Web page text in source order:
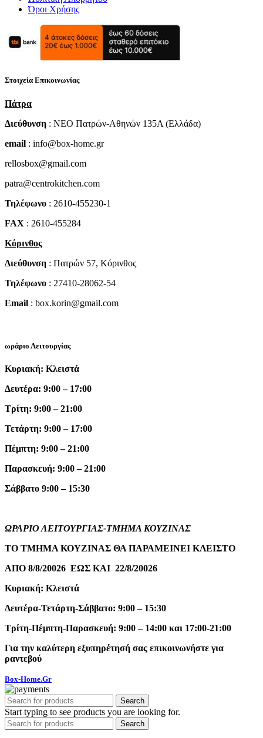
Όροι Χρήσης
Στοιχεία Επικοινωνίας
Πάτρα
Διεύθυνση : NEO Πατρών-Αθηνών 135Α (Ελλάδα)
email : info@box-home.gr
rellosbox@gmail.com
patra@centrokitchen.com
Τηλέφωνο : 2610-455230-1
FAX : 2610-455284
Κόρινθος
Διεύθυνση : Πατρών 57, Κόρινθος
Τηλέφωνο : 27410-28062-54
Email : box.korin@gmail.com
ωράριο Λειτουργίας
Κυριακή: Κλειστά
Δευτέρα: 9:00 – 17:00
Τρίτη: 9:00 – 21:00
Τετάρτη: 9:00 – 17:00
Πέμπτη: 9:00 – 21:00
Παρασκευή: 9:00 – 21:00
Σάββατο 9:00 – 15:30
ΩΡΑΡΙΟ ΛΕΙΤΟΥΡΓΙΑΣ-ΤΜΗΜΑ ΚΟΥΖΙΝΑΣ
ΤΟ ΤΜΗΜΑ ΚΟΥΖΙΝΑΣ ΘΑ ΠΑΡΑΜΕΙΝΕΙ ΚΛΕΙΣΤΟ
ΑΠΟ 8/8/20026 ΕΩΣ ΚΑΙ 22/8/20026
Κυριακή: Κλειστά
Δευτέρα-Τετάρτη-Σάββατο: 9:00 – 15:30
Τρίτη-Πέμπτη-Παρασκευή: 9:00 – 14:00 και 17:00-21:00
Για την καλύτερη εξυπηρέτησή σας επικοινωνήστε για
ραντεβού
Box-Home.Gr
Search
Start typing to see products you are looking for.
Search